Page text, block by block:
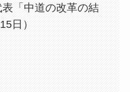
「中道の改革の結
日）